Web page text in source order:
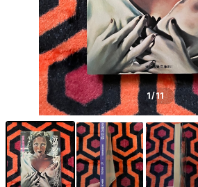
1/11